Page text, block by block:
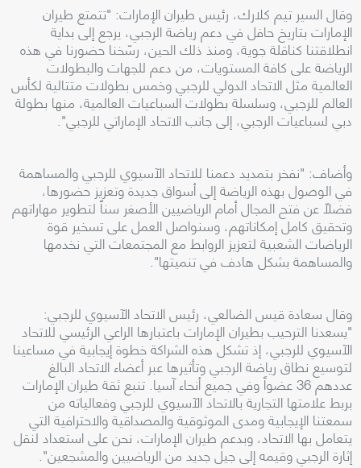
وقال السير تيم كلارك، رئيس طيران الإمارات: "تتمتع طيران
الإمارات بتاريخ حافل في دعم رياضة الرجبي، يرجع إلى بداية
انطلاقتنا كناقلة جوية، ومنذ ذلك الحين، رسّخنا حضورنا في هذه
الرياضة على كافة المستويات، من دعم للجهات والبطولات
العالمية مثل الاتحاد الدولي للرجبي وخمس بطولات متتالية لكأس
العالم للرجبي، وسلسلة بطولات السباعيات العالمية، منها بطولة
دبي لسباعيات الرجبي، إلى جانب الاتحاد الإماراتي للرجبي".
وأضاف: "نفخر بتمديد دعمنا للاتحاد الآسيوي للرجبي والمساهمة
في الوصول بهذه الرياضة إلى أسواق جديدة وتعزيز حضورها،
فضلاً عن فتح المجال أمام الرياضيين الأصغر سناً لتطوير مهاراتهم
وتحقيق كامل إمكاناتهم، وسنواصل العمل على تسخير قوة
الرياضات الشعبية لتعزيز الروابط مع المجتمعات التي نخدمها
والمساهمة بشكل هادف في تنميتها".
وقال سعادة قيس الضالعي، رئيس الاتحاد الآسيوي للرجبي:
"يسعدنا الترحيب بطيران الإمارات باعتبارها الراعي الرئيسي للاتحاد
الآسيوي للرجبي، إذ تشكل هذه الشراكة خطوة إيجابية في مساعينا
لتوسيع نطاق رياضة الرجبي وتأثيرها عبر أعضاء الاتحاد البالغ
عددهم 36 عضواً وفي جميع أنحاء آسيا. تنبع ثقة طيران الإمارات
بربط علامتها التجارية بالاتحاد الآسيوي للرجبي وفعالياته من
سمعتنا الإيجابية ومدى الموثوقية والمصداقية والاحترافية التي
يتعامل بها الاتحاد، وبدعم طيران الإمارات، نحن على استعداد لنقل
إثارة الرجبي وقيمه إلى جيل جديد من الرياضيين والمشجعين".